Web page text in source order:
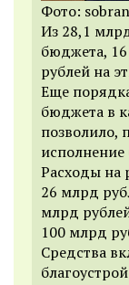
Фото:
Из 28,1
бюджета,
рублей на
Еще
бюджета в
позволило,
Расходы на
26 млрд
млрд
100 млрд
Средства